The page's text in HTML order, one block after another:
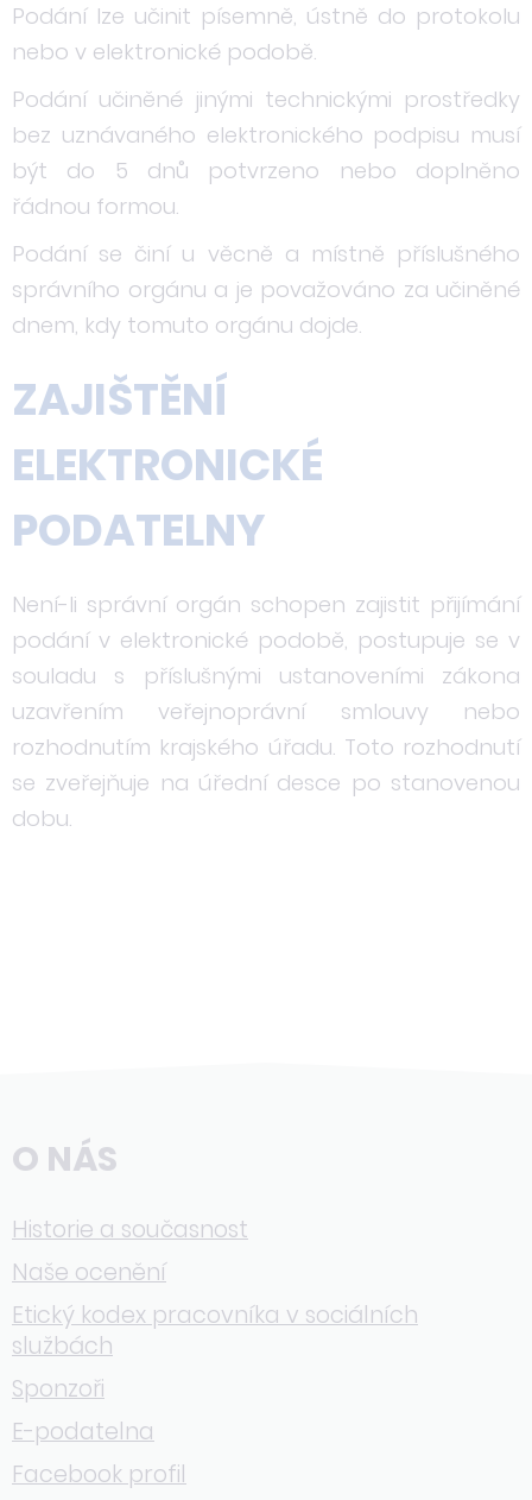
Podání lze učinit písemně, ústně do protokolu
nebo v elektronické podobě.
Podání učiněné jinými technickými prostředky
bez uznávaného elektronického podpisu musí
být do 5 dnů potvrzeno nebo doplněno
řádnou formou.
Podání se činí u věcně a místně příslušného
správního orgánu a je považováno za učiněné
dnem, kdy tomuto orgánu dojde.
ZAJIŠTĚNÍ
ELEKTRONICKÉ
PODATELNY
Není-li správní orgán schopen zajistit přijímání
podání v elektronické podobě, postupuje se v
souladu s příslušnými ustanoveními zákona
uzavřením veřejnoprávní smlouvy nebo
rozhodnutím krajského úřadu. Toto rozhodnutí
se zveřejňuje na úřední desce po stanovenou
dobu.
O NÁS
Historie a současnost
Naše ocenění
Etický kodex pracovníka v sociálních
službách
Sponzoři
E-podatelna
Facebook profil